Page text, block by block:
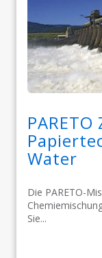
Water
Die PARETO-
Sie...